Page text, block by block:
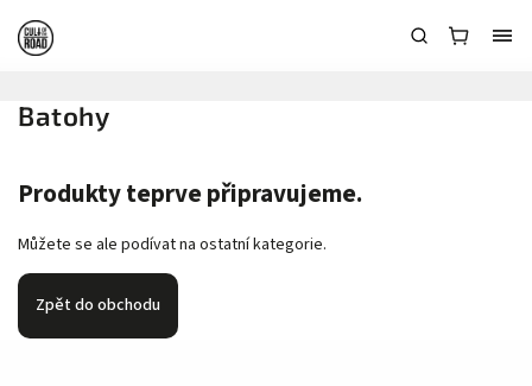
Batohy
Produkty teprve připravujeme.
Můžete se ale podívat na ostatní kategorie.
Zpět do obchodu